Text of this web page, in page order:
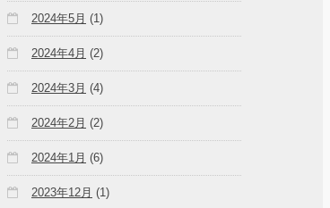
2024年5月 (1)
2024年4月 (2)
2024年3月 (4)
2024年2月 (2)
2024年1月 (6)
2023年12月 (1)